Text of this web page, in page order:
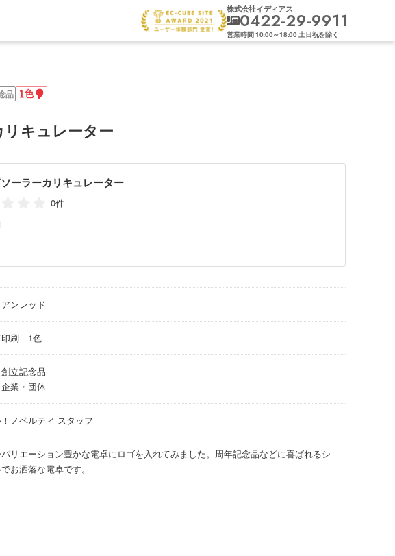
株式会社イディアス
0422-29-9911
営業時間10:00～18:00 土日祝を除く
リキュレーター
品1
色
れ
ソーラーカリキュレーター
0件
ンレッド
印刷 1色
立記念品
業・団体
ノベルティ スタッフ
リエーション豊かな電卓にロゴを入れてみました。周年記念品などに喜ばれるシ
お洒落な電卓です。